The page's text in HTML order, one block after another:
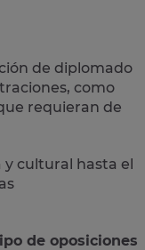
de diplomado
como
requieran de
y cultural hasta el
de oposiciones